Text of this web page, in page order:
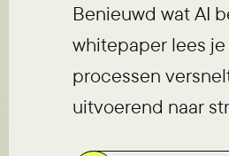
Benieuwd wat AI
whitepaper lees
processen
uitvoerend naar